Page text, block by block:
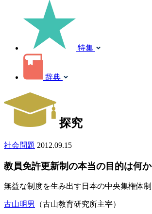
特集
辞典
探究
社会問題 2012.09.15
教員免許更新制の本当の目的は何か
無益な制度を生み出す日本の中央集権体制
古山明男 （古山教育研究所主宰）